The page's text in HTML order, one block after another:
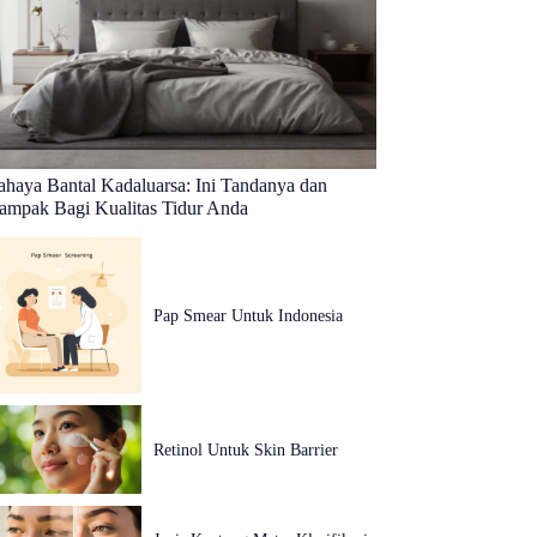
Bantal Kadaluarsa: Ini Tandanya dan
Bagi Kualitas Tidur Anda
Pap Smear Untuk Indonesia
Retinol Untuk Skin Barrier